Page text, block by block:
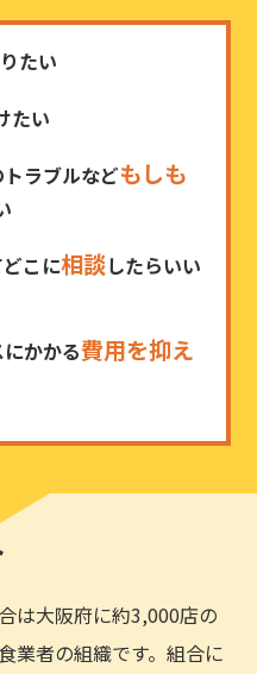
たい
たい
ラブルなどもしも
こに相談したらいい
かかる費用を抑え
は大阪府に約3,000店の
業者の組織です。組合に